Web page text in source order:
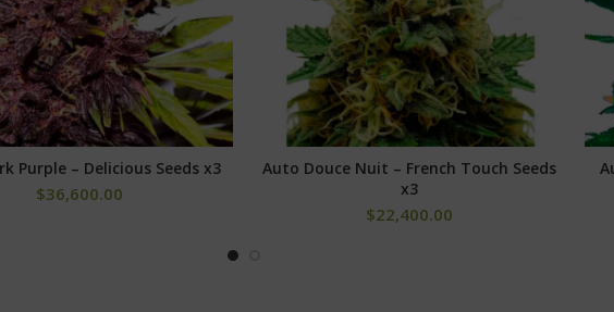
color verde oscuro. Las plantas de interior se pueden mantener a una altura
un tamaño de 140cm y genera cosechas de hasta 150g/planta.
AÑADIR AL CARRITO
Purple – Delicious Seeds x3
$36,600.00
AÑADIR AL CARRITO
Auto Douce Nuit – French Touch Seeds
x3
$22,400.00